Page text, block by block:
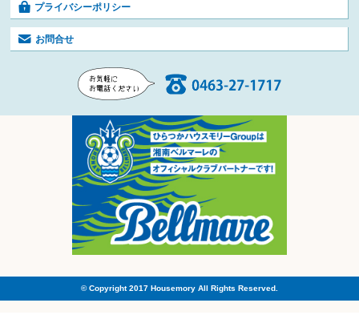
プライバシーポリシー
お問合せ
© Copyright 2017 Housemory All Rights Reserved.